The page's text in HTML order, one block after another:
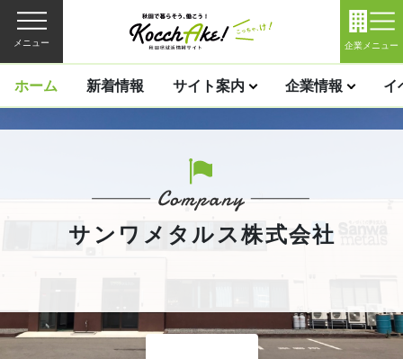
メニュー 企業メニュー
ホーム 新着情報 サイト案内 企業情報 イ
サンワメタルス株式会社